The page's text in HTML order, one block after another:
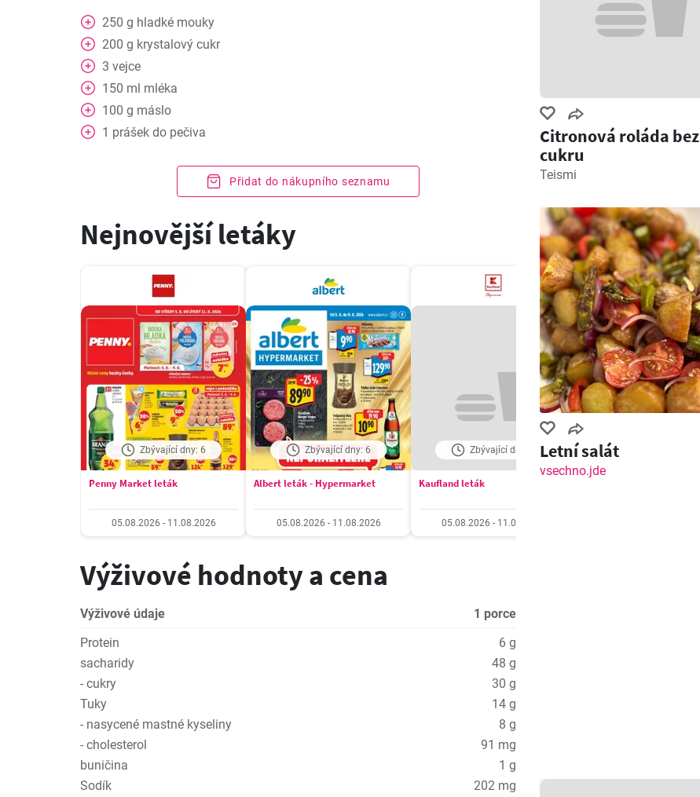
250 g hladké mouky
200 g krystalový cukr
3 vejce
150 ml mléka
100 g máslo
1 prášek do pečiva
Přidat do nákupního seznamu
Nejnovější letáky
Zbývající dny: 6
Penny Market leták
05.08.2026 - 11.08.2026
Zbývající dny: 6
Albert leták - Hypermarket
05.08.2026 - 11.08.2026
Zbývající dny: 6
Kaufland leták
05.08.2026 - 11.08.2026
Výživové hodnoty a cena
Výživové údaje
1 porce
Protein
6 g
sacharidy
48 g
- cukry
30 g
Tuky
14 g
- nasycené mastné kyseliny
8 g
- cholesterol
91 mg
buničina
1 g
Sodík
202 mg
Citronová roláda bez
cukru
Teismi
Letní salát
vsechno.jde